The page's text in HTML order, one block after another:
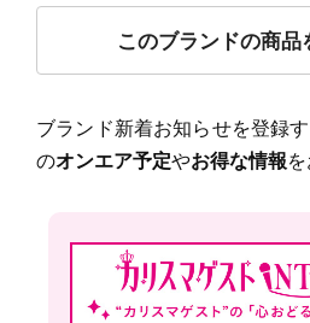
このブランドの商品
ブランド新着お知らせを登録
のオンエア予定やお得な情報